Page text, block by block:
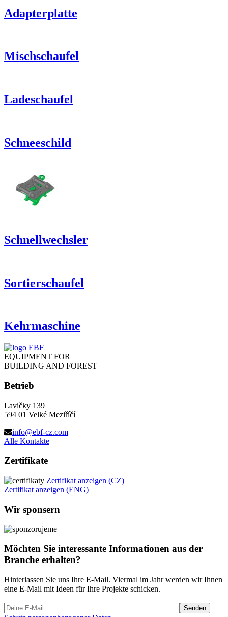
Adapterplatte
Mischschaufel
Ladeschaufel
Schneeschild
Schnellwechsler
Sortierschaufel
Kehrmaschine
EQUIPMENT FOR
BUILDING AND FOREST
Betrieb
Lavičky 139
594 01 Velké Meziříčí
info@ebf-cz.com
Alle Kontakte
Zertifikate
Zertifikat anzeigen (CZ)
Zertifikat anzeigen (ENG)
Wir sponsern
Möchten Sie interessante Informationen aus der
Branche erhalten?
Hinterlassen Sie uns Ihre E-Mail. Viermal im Jahr werden wir Ihnen
eine E-Mail mit Ideen für Ihre Projekte schicken.
Bitte